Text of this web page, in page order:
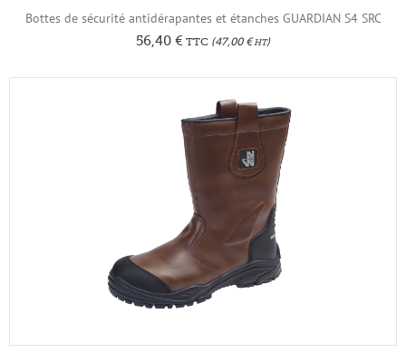
Bottes de sécurité antidérapantes et étanches GUARDIAN S4 SRC
56,40 € TTC (47,00 €HT)